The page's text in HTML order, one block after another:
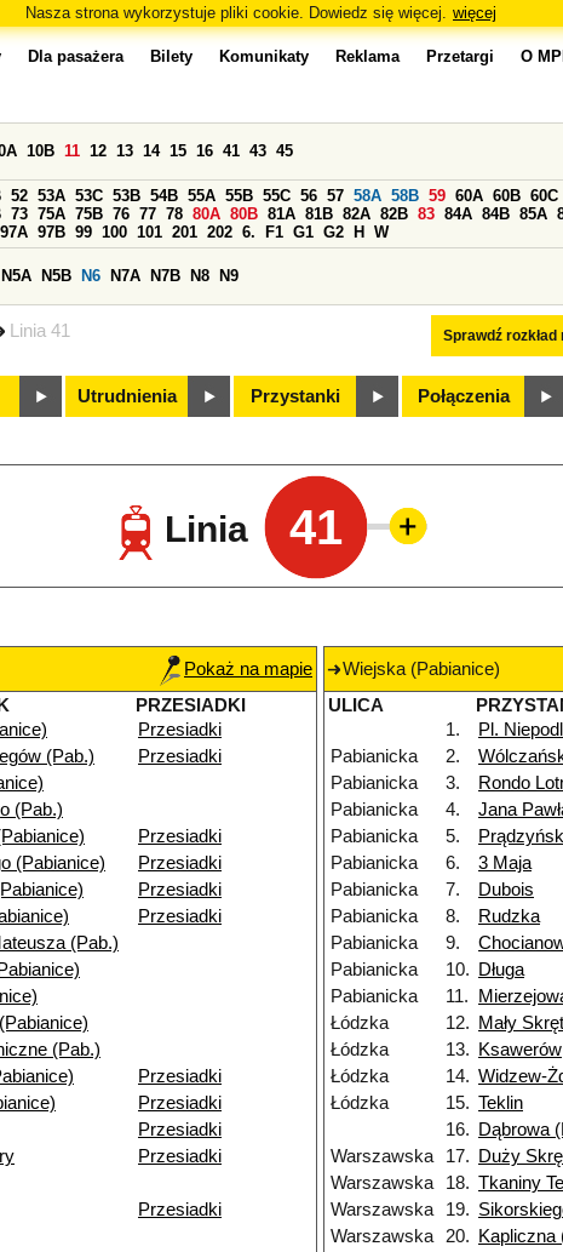
Nasza strona wykorzystuje pliki cookie. Dowiedz się więcej. więcej
Linia 41
Dla pasażera Bilety Komunikaty Reklama Przetargi O
Sprawdź rozkład
10B 11 12 13 14 15 16 41 43 45
52 53A 53C 53B 54B 55A 55B 55C 56 57 58A 58B 59 60A 60B 60C
73 75A 75B 76 77 78 80A 80B 81A 81B 82A 82B 83 84A 84B 85A
97A 97B 99 100 101 201 202 6. F1 G1 G2 H W
N5A N5B N6 N7A N7B N8 N9
Utrudnienia Przystanki Połączenia
Linia 41
Pokaż na mapie
PRZESIADKI
Przesiadki
(Pab.)
Przesiadki
(Pab.)
Przesiadki
(Pabianice)
Przesiadki
Przesiadki
Przesiadki
(Pab.)
(Pab.)
Przesiadki
Przesiadki
Przesiadki
Przesiadki
Przesiadki
Wiejska (Pabianice)
ULICA
1.
Pl.
Pabianicka
2.
Pabianicka
3. Rondo
Pabianicka
4. Jana
Pabianicka
5.
Pabianicka
6. 3 Maja
Pabianicka
7. Dubois
Pabianicka
8. Rudzka
Pabianicka
9.
Pabianicka
10. Długa
Pabianicka
11.
Łódzka
12. Mały
Łódzka
13.
Ksawerów
Łódzka
14. Widzew-
Łódzka
15. Teklin
16.
Dąbrowa
Warszawska
17. Duży
Warszawska
18. Tkaniny
Warszawska
19.
Warszawska
20.
Kapliczna